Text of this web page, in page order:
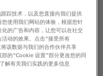
踪技术，以及您直接向我们提供
使用我们网站的体验，根据您针
的广告和内容，让您可以在社交
动的效果。点击“接受所有
该数据与我们的合作伙伴共享
部的“Cookie 设置”部分更改您的同
解有关我们实践的更多信息